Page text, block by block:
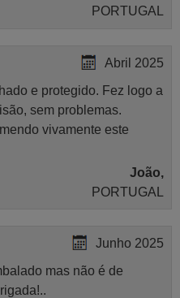
PORTUGAL
Abril 2025
e protegido. Fez logo a
sem problemas.
vivamente este
João,
PORTUGAL
Junho 2025
mas não é de